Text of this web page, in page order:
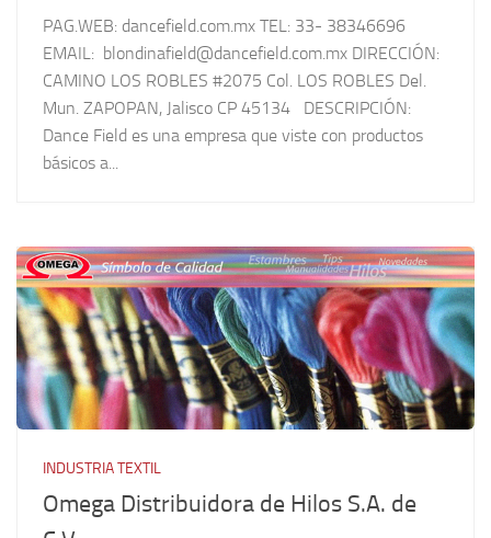
PAG.WEB: dancefield.com.mx TEL: 33- 38346696
EMAIL: blondinafield@dancefield.com.mx DIRECCIÓN:
CAMINO LOS ROBLES #2075 Col. LOS ROBLES Del.
Mun. ZAPOPAN, Jalisco CP 45134 DESCRIPCIÓN:
Dance Field es una empresa que viste con productos
básicos a...
INDUSTRIA TEXTIL
Omega Distribuidora de Hilos S.A. de